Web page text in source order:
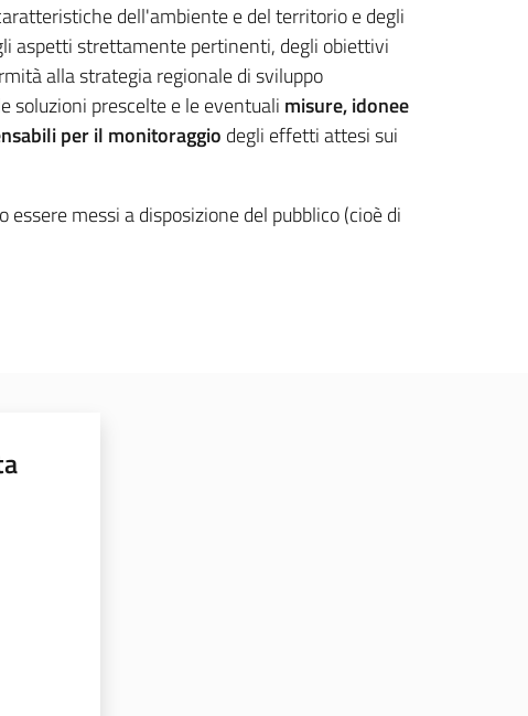
dell'ambiente e del territorio e degli
aspetti strettamente pertinenti, degli obiettivi
alla strategia regionale di sviluppo
prescelte e le eventuali misure, idonee
per il monitoraggio degli effetti attesi sui
messi a disposizione del pubblico (cioè di